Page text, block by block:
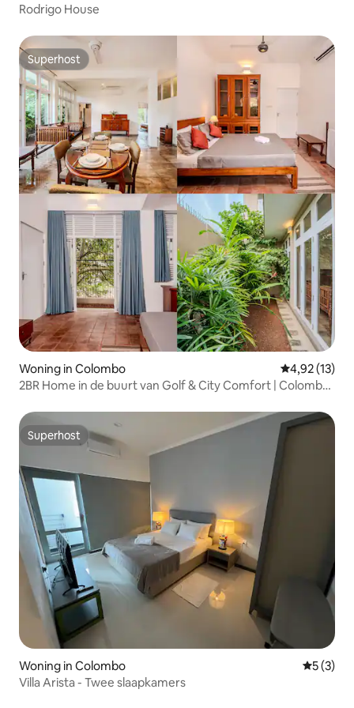
Rodrigo House
Superhost
Superhost
Woning in Colombo Gemiddelde
4,92 (13)
2BR Home in de buurt van Golf & City Comfort | Colombo
Superhost
Superhost
Woning in Colombo
5 (3)
Villa Arista - Twee slaapkamers